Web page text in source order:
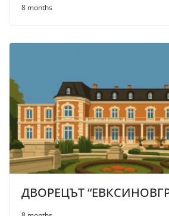
8 months
ДВОРЕЦЪТ